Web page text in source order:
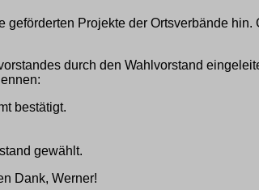
Projekte der Ortsverbände hin.
durch den Wahlvorstand
bestätigt.
gewählt.
Dank, Werner!